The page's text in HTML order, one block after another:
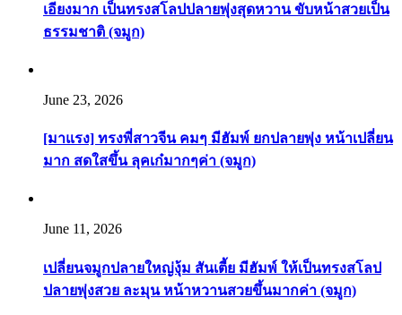
เอียงมาก เป็นทรงสโลปปลายพุ่งสุดหวาน ขับหน้าสวยเป็น
ธรรมชาติ (จมูก)
June 23, 2026
[มาแรง] ทรงพี่สาวจีน คมๆ มีฮัมพ์ ยกปลายพุ่ง หน้าเปลี่ยน
มาก สดใสขึ้น ลุคเก๋มากๆค่า (จมูก)
June 11, 2026
เปลี่ยนจมูกปลายใหญ่งุ้ม สันเตี้ย มีฮัมพ์ ให้เป็นทรงสโลป
ปลายพุ่งสวย ละมุน หน้าหวานสวยขึ้นมากค่า (จมูก)